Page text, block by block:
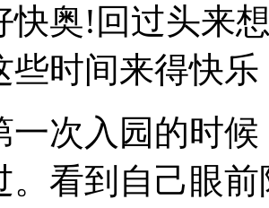
快奥!回过头来
些时间来得快
一次入园的时
。看到自己眼